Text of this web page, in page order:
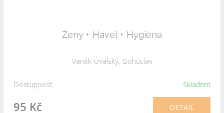
Ženy + Havel + Hygiena
Vaněk-Úvalský, Bohuslav
Dostupnost: Skladem
95 Kč DETAIL